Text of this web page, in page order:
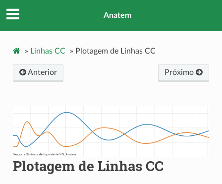
Anatem
» Linhas CC » Plotagem de Linhas CC
Próximo
Anterior
Plotagem de Linhas CC